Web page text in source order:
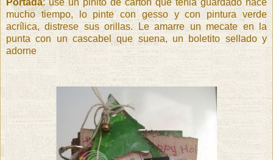
Portada: use un pinito de cartón que tenia guardado hace
mucho tiempo, lo pinte con gesso y con pintura verde
acrílica, distrese sus orillas. Le amarre un mecate en la
punta con un cascabel que suena, un boletito sellado y
adorne